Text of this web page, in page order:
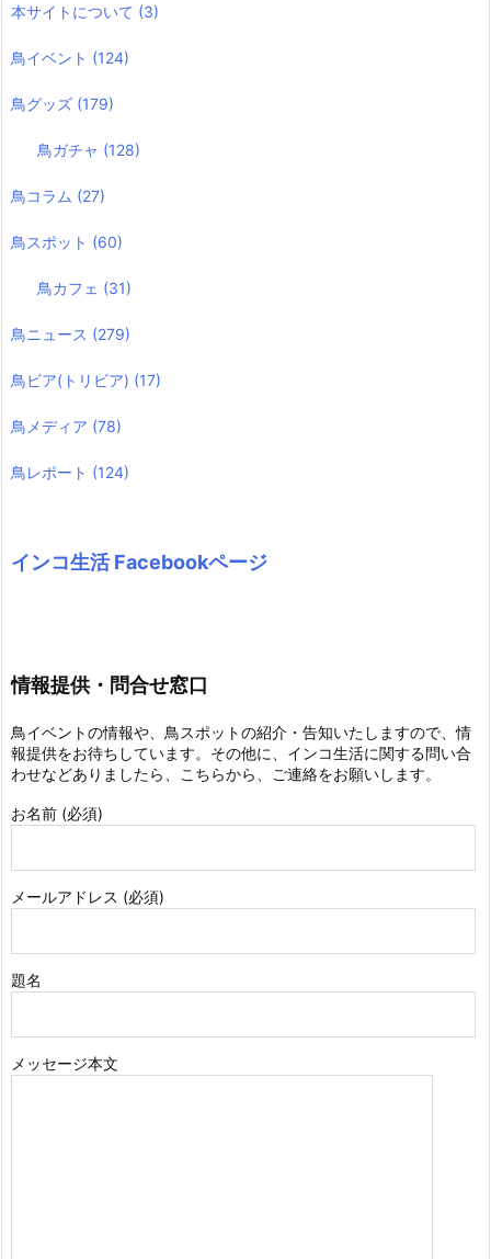
本サイトについて (3)
鳥イベント (124)
鳥グッズ (179)
鳥ガチャ (128)
鳥コラム (27)
鳥スポット (60)
鳥カフェ (31)
鳥ニュース (279)
鳥ビア(トリビア) (17)
鳥メディア (78)
鳥レポート (124)
インコ生活 Facebookページ
情報提供・問合せ窓口
鳥イベントの情報や、鳥スポットの紹介・告知いたしますので、情
報提供をお待ちしています。その他に、インコ生活に関する問い合
わせなどありましたら、こちらから、ご連絡をお願いします。
お名前 (必須)
メールアドレス (必須)
題名
メッセージ本文